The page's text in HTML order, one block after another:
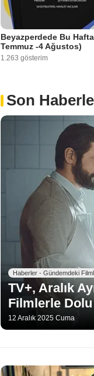
Beyazperdede Bu
Temmuz -4 Ağustos)
1.263 gösterim
Son
Haberler - Gündemdeki
TV+, Aralık
Filmlerle Dolu
12 Aralık 2025 Cuma